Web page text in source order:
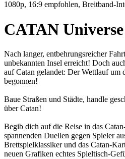
1080p, 16:9 empfohlen, Breitband-
CATAN Universe
Nach langer, entbehrungsreicher
unbekannten Insel erreicht! Doch
auf Catan gelandet: Der Wettlauf um
begonnen!
Baue Straßen und Städte, handle
über Catan!
Begib dich auf die Reise in das
spannenden Duellen gegen Spieler
Brettspielklassiker und das Catan-
neuen Grafiken echtes Spieltisch-